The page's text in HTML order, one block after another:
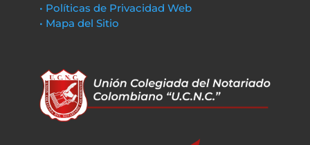
• Políticas de Privacidad Web
• Mapa del Sitio